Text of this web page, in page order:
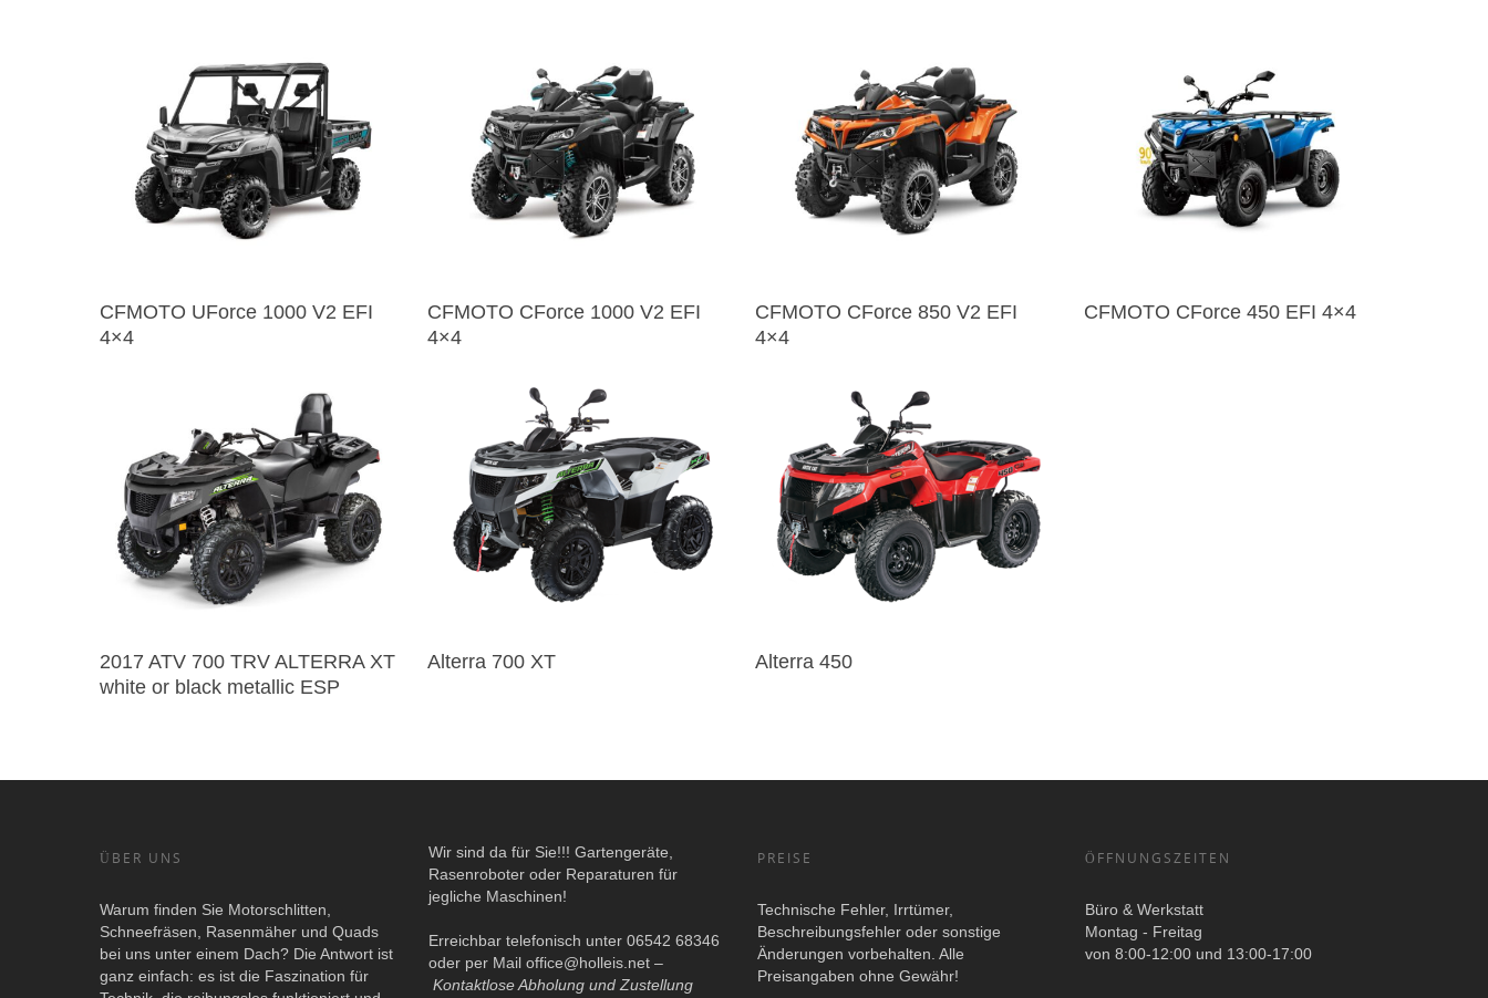
CFMOTO UForce 1000 V2 EFI
4×4
CFMOTO CForce 1000 V2 EFI
4×4
CFMOTO CForce 850 V2 EFI
4×4
CFMOTO CForce 450 EFI 4×4
2017 ATV 700 TRV ALTERRA XT
white or black metallic ESP
Alterra 700 XT Alterra 450
ÜBER UNS
Warum finden Sie Motorschlitten,
Schneefräsen, Rasenmäher und Quads
bei uns unter einem Dach? Die Antwort ist
ganz einfach: es ist die Faszination für
Wir sind da für Sie!!! Gartengeräte,
Rasenroboter oder Reparaturen für
jegliche Maschinen!
Erreichbar telefonisch unter 06542 68346
oder per Mail office@holleis.net–
Kontaktlose Abholung und Zustellung
PREISE
Technische Fehler, Irrtümer,
Beschreibungsfehler oder sonstige
Änderungen vorbehalten. Alle
Preisangaben ohne Gewähr!
ÖFFNUNGSZEITEN
Büro & Werkstatt
Montag - Freitag
von 8:00-12:00 und 13:00-17:00